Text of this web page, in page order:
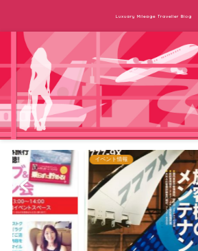
Luxuary Mileage Traveller Blog
イベント情報